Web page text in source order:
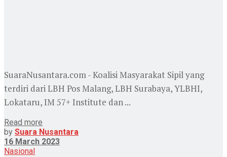
SuaraNusantara.com - Koalisi Masyarakat Sipil yang
terdiri dari LBH Pos Malang, LBH Surabaya, YLBHI,
Lokataru, IM 57+ Institute dan ...
Read more
by Suara Nusantara
16 March 2023
Nasional